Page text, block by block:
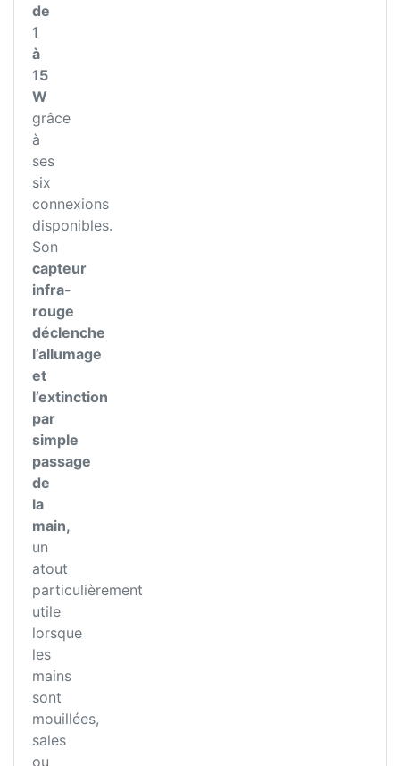
de
1
à
15
W
grâce
à
ses
six
connexions
disponibles.
Son
capteur
infra-
rouge
déclenche
l’allumage
et
l’extinction
par
simple
passage
de
la
main,
un
atout
particulièrement
utile
lorsque
les
mains
sont
mouillées,
sales
ou